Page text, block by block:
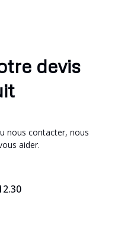
devis
nous contacter, nous
aider.